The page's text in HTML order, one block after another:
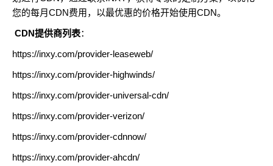
您的每月CDN费用，以最优惠的价格开始使用CDN。
CDN提供商列表：
https://inxy.com/provider-leaseweb/
https://inxy.com/provider-highwinds/
https://inxy.com/provider-universal-cdn/
https://inxy.com/provider-verizon/
https://inxy.com/provider-cdnnow/
https://inxy.com/provider-ahcdn/